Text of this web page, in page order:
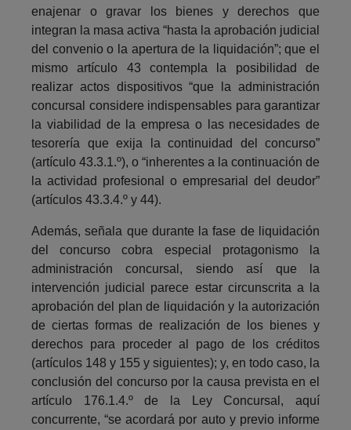
enajenar o gravar los bienes y derechos que
integran la masa activa “hasta la aprobación judicial
del convenio o la apertura de la liquidación”; que el
mismo artículo 43 contempla la posibilidad de
realizar actos dispositivos “que la administración
concursal considere indispensables para garantizar
la viabilidad de la empresa o las necesidades de
tesorería que exija la continuidad del concurso”
(artículo 43.3.1.º), o “inherentes a la continuación de
la actividad profesional o empresarial del deudor”
(artículos 43.3.4.º y 44).
Además, señala que durante la fase de liquidación
del concurso cobra especial protagonismo la
administración concursal, siendo así que la
intervención judicial parece estar circunscrita a la
aprobación del plan de liquidación y la autorización
de ciertas formas de realización de los bienes y
derechos para proceder al pago de los créditos
(artículos 148 y 155 y siguientes); y, en todo caso, la
conclusión del concurso por la causa prevista en el
artículo 176.1.4.º de la Ley Concursal, aquí
concurrente, “se acordará por auto y previo informe